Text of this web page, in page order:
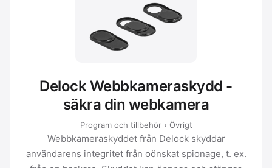
Delock Webbkameraskydd -
säkra din webkamera
Program och tillbehör › Övrigt
Webbkameraskyddet från Delock skyddar
användarens integritet från oönskat spionage, t. ex.